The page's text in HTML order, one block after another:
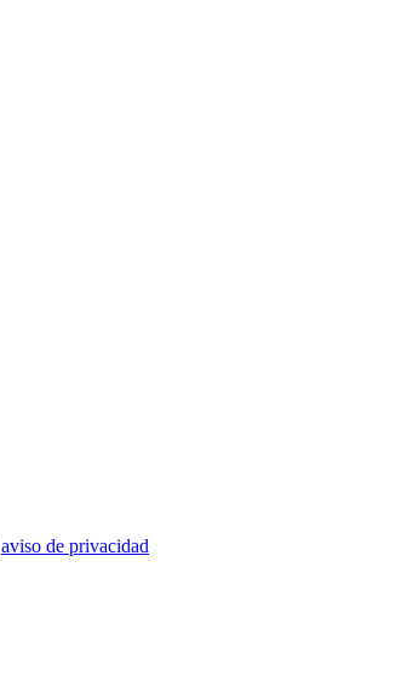
aviso de privacidad